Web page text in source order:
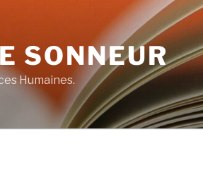
SONNEUR
Humaines.